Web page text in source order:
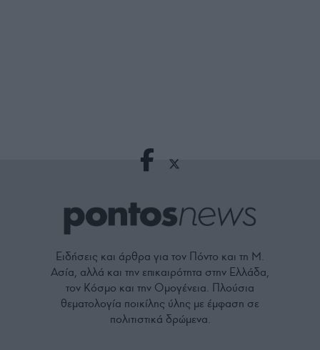
Ειδήσεις και άρθρα για τον Πόντο και τη Μ.
Ασία, αλλά και την επικαιρότητα στην Ελλάδα,
τον Κόσμο και την Ομογένεια. Πλούσια
θεματολογία ποικίλης ύλης με έμφαση σε
πολιτιστικά δρώμενα.